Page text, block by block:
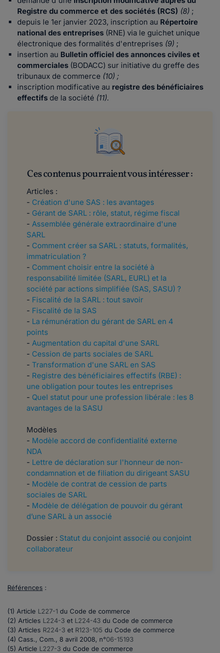
Registre du commerce et des sociétés (RCS) (8) ;
depuis le 1er janvier 2023, inscription au Répertoire
national des entreprises (RNE) via le guichet unique
électronique des formalités d'entreprises (9) ;
insertion au Bulletin officiel des annonces civiles et
commerciales (BODACC) sur initiative du greffe des
tribunaux de commerce (10) ;
inscription modificative au registre des bénéficiaires
effectifs de la société (11).
Ces contenus pourraient vous intéresser :
Articles :
- Création d'une SAS : les avantages
- Gérant de SARL : rôle, statut, régime fiscal
- Assemblée générale extraordinaire d'une
SARL
- Comment créer sa SARL : statuts, formalités,
immatriculation ?
- Comment choisir entre la société à
responsabilité limitée (SARL, EURL) et la
société par actions simplifiée (SAS, SASU) ?
- Fiscalité de la SARL : tout savoir
- Fiscalité de la SAS
- La rémunération du gérant de SARL en 4
points
- Augmentation du capital d'une SARL
- Cession de parts sociales de SARL
- Transformation d'une SARL en SAS
- Registre des bénéficiaires effectifs (RBE) :
une obligation pour toutes les entreprises
- Quel statut pour une profession libérale : les 8
avantages de la SASU
Modèles
- Modèle accord de confidentialité externe
NDA
- Lettre de déclaration sur l'honneur de non-
condamnation et de filiation du dirigeant SASU
- Modèle de contrat de cession de parts
sociales de SARL
- Modèle de délégation de pouvoir du gérant
d’une SARL à un associé
Dossier : Statut du conjoint associé ou conjoint
collaborateur
Références :
(1) Article L227-1 du Code de commerce
(2) Articles L224-3 et L224-43 du Code de commerce
(3) Articles R224-3 et R123-105 du Code de commerce
(4) Cass., Com., 8 avril 2008, n°06-15193
(5) Article L227-3 du Code de commerce